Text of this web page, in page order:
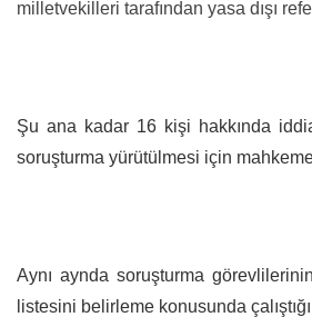
milletvekilleri tarafından yasa dışı
Şu ana kadar 16 kişi hakkında
soruşturma yürütülmesi için
Aynı aynda soruşturma
listesini belirleme konusunda